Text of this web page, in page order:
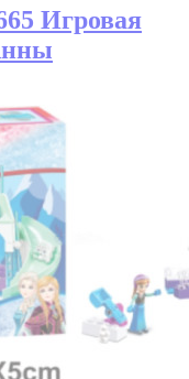
Игровая